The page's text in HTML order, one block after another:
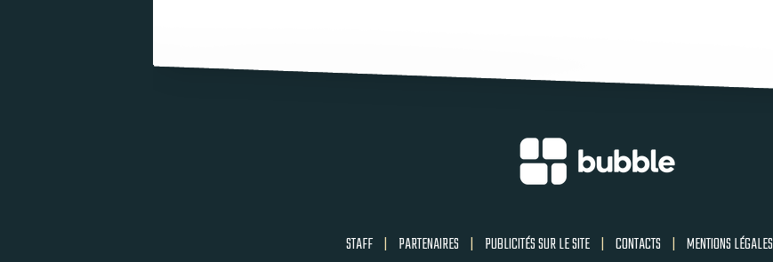
STAFF | PARTENAIRES | PUBLICITÉS SUR LE SITE | CONTACTS | MENTIONS LÉGALES